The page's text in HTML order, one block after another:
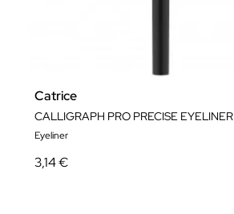
Catrice
CALLIGRAPH PRO PRECISE EYELINER
Eyeliner
3,14 €